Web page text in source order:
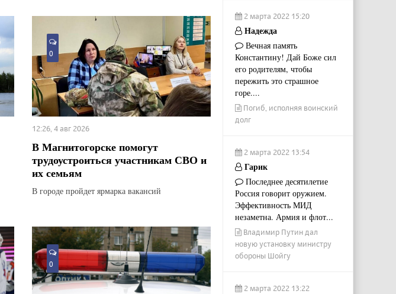
0
12:26, 4 авг 2026
В Магнитогорске помогут
трудоустроиться участникам СВО и
их семьям
В городе пройдет ярмарка вакансий
0
2 марта 2022 15:20
Надежда
Вечная память
Константину! Дай Боже сил
его родителям, чтобы
пережить это страшное
горе....
Погиб, исполняя воинский
долг
2 марта 2022 13:54
Гарик
Последнее десятилетие
Россия говорит оружием.
Эффективность МИД
незаметна. Армия и флот...
Владимир Путин дал
новую установку министру
обороны Шойгу
2 марта 2022 13:22